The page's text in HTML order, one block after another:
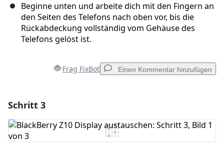
Beginne unten und arbeite dich mit den Fingern an
den Seiten des Telefons nach oben vor, bis die
Rückabdeckung vollständig vom Gehäuse des
Telefons gelöst ist.
Frag FixBot Einen Kommentar hinzufügen
Kommentar hinzufügen
Schritt 3